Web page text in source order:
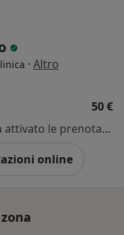
· Altro
50 €
Questo dottore non ha ancora attivato le prenotazioni online presso questo indirizzo.
online